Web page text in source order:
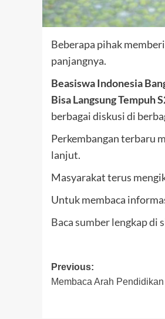
Beberapa pihak
panjangnya.
Beasiswa Indonesia
Bisa Langsung Tempuh
berbagai diskusi di
Perkembangan terbaru
lanjut.
Masyarakat terus
Untuk membaca
Baca sumber lengkap di
Post
navigation
Previous:
Membaca Arah